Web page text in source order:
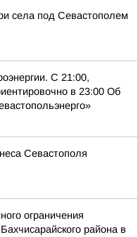
села под Севастополем
С 21:00,
в 23:00 Об
Севастополя
ограничения
района в